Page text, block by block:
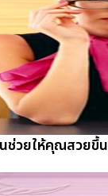
ช่วยให้คุณสวยขึ้น